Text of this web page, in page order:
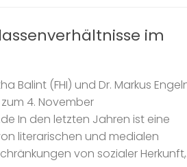
im
Balint (FHI) und Dr. Markus
4. November
In den letzten Jahren ist eine
literarischen und medialen
von sozialer